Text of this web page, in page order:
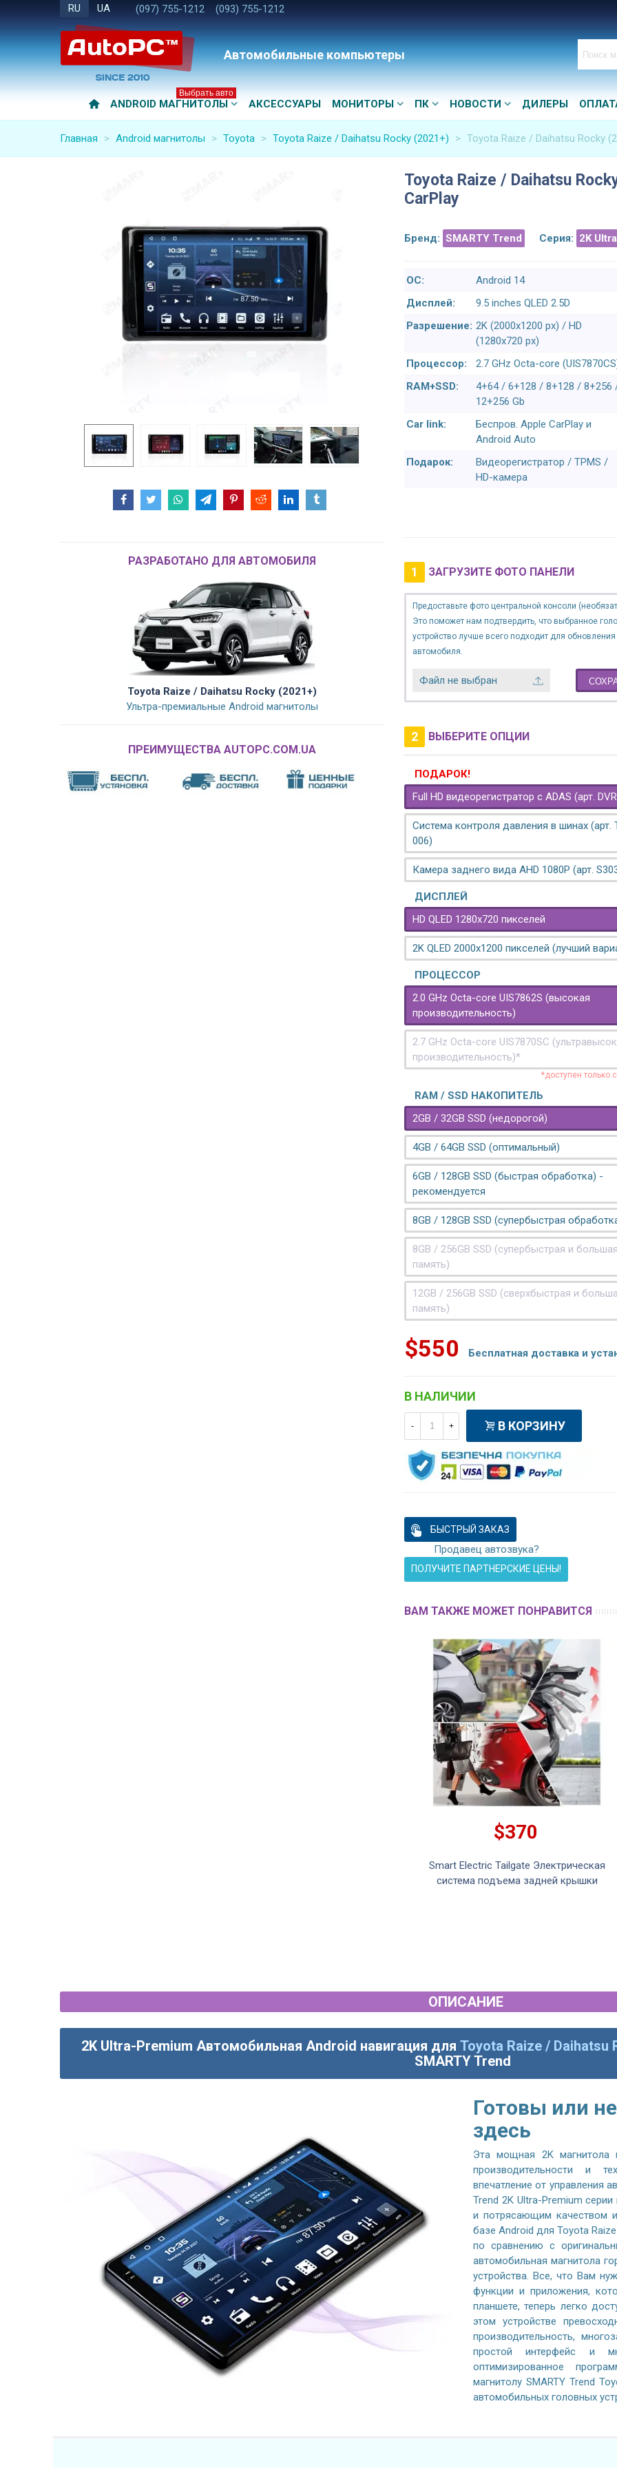
RU UA (097) 755-1212 (093) 755-1212
Автомобильные компьютеры
ANDROID МАГНИТОЛЫ
Выбрать авто
АКСЕССУАРЫ МОНИТОРЫ ПК НОВОСТИ ДИЛЕРЫ
Главная > Android магнитолы > Toyota > Toyota Raize / Daihatsu Rocky (2021+) > Toyota Raize / Daihatsu Rocky
РАЗРАБОТАНО ДЛЯ АВТОМОБИЛЯ
Toyota Raize / Daihatsu Rocky (2021+)
Ультра-премиальные Android магнитолы
ПРЕИМУЩЕСТВА AUTOPC.COM.UA
Toyota Raize / Daihatsu
CarPlay
Бренд: SMARTY Trend Серия: 2K
ОС:
Android 14
Дисплей:
9.5 inches QLED 2.5D
Разрешение: 2K (2000x1200 px) / HD
(1280x720 px)
Процессор:
2.7 GHz Octa-core
RAM+SSD:
4+64 / 6+128 / 8+128 / 8+256
12+256 Gb
Car link:
Беспров. Apple CarPlay и
Android Auto
Подарок:
Видеорегистратор / TPMS /
HD-камера
1 ЗАГРУЗИТЕ ФОТО ПАНЕЛИ
Предоставьте фото центральной консоли
Это поможет нам подтвердить, что выбранное
устройство лучше всего подходит для
автомобиля.
Файл не выбран
2 ВЫБЕРИТЕ ОПЦИИ
ПОДАРОК!
Full HD видеорегистратор с ADAS (арт.
Система контроля давления в шинах (арт.
006)
Камера заднего вида AHD 1080P (арт.
ДИСПЛЕЙ
HD QLED 1280x720 пикселей
2K QLED 2000х1200 пикселей (лучший
ПРОЦЕССОР
2.0 GHz Octa-core UIS7862S (высокая
производительность)
2.7 GHz Octa-core UIS7870SC
производительность)*
*доступен только
RAM / SSD НАКОПИТЕЛЬ
2GB / 32GB SSD (недорогой)
4GB / 64GB SSD (оптимальный)
6GB / 128GB SSD (быстрая обработка) -
рекомендуется
8GB / 128GB SSD (супербыстрая
8GB / 256GB SSD (супербыстрая и большая
память)
12GB / 256GB SSD (сверхбыстрая и
память)
$550 Бесплатная доставка и
В НАЛИЧИИ
- + В КОРЗИНУ
БЫСТРЫЙ ЗАКАЗ
Продавец автозвука?
ПОЛУЧИТЕ ПАРТНЕРСКИЕ ЦЕНЫ!
ВАМ ТАКЖЕ МОЖЕТ ПОНРАВИТСЯ
$370
Smart Electric Tailgate Электрическая
система подъема задней крышки
ОПИСАНИЕ
2K Ultra-Premium Автомобильная Android навигация для Toyota Raize / Daihatsu
SMARTY Trend
Готовы или
здесь
Эта мощная 2K
производительности и
впечатление от управления
Trend 2K Ultra-Premium
и потрясающим качеством
базе Android для Toyota
по сравнению с
автомобильная магнитола
устройства. Все, что Вам
функции и приложения,
планшете, теперь легко
этом устройстве
производительность,
простой интерфейс и
оптимизированное
магнитолу SMARTY Trend
автомобильных головных